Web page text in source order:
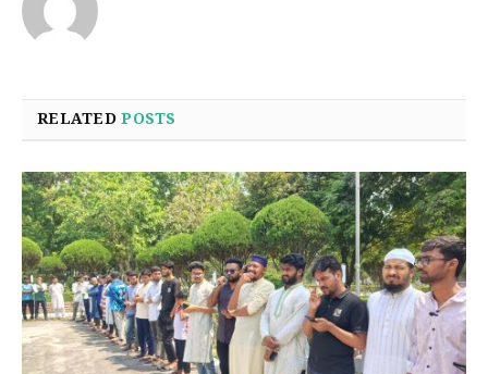
RELATEDPOSTS